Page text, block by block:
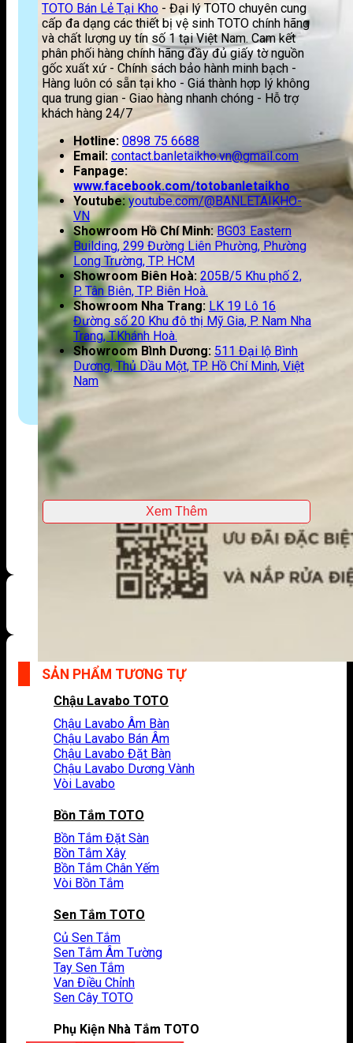
Chậu Lavabo TOTO
Chậu Lavabo Âm Bàn
Chậu Lavabo Bán Âm
Chậu Lavabo Đặt Bàn
Chậu Lavabo Dương Vành
Vòi Lavabo
Bồn Tắm TOTO
Bồn Tắm Đặt Sàn
Bồn Tắm Xây
Bồn Tắm Chân Yếm
Vòi Bồn Tắm
Sen Tắm TOTO
Củ Sen Tắm
Sen Tắm Âm Tường
Tay Sen Tắm
Van Điều Chỉnh
Sen Cây TOTO
Phụ Kiện Nhà Tắm TOTO
TOTO Bán Lẻ Tại Kho - Đại lý TOTO chuyên cung
cấp đa dạng các thiết bị vệ sinh TOTO chính hãng
và chất lượng uy tín số 1 tại Việt Nam. Cam kết
phân phối hàng chính hãng đầy đủ giấy tờ nguồn
gốc xuất xứ - Chính sách bảo hành minh bạch -
Hàng luôn có sẵn tại kho - Giá thành hợp lý không
qua trung gian - Giao hàng nhanh chóng - Hỗ trợ
khách hàng 24/7
Hotline: 0898 75 6688
Email: contact.banletaikho.vn@gmail.com
Fanpage:
www.facebook.com/totobanletaikho
Youtube: youtube.com/@BANLETAIKHO-
VN
Showroom Hồ Chí Minh: BG03 Eastern
Building, 299 Đường Liên Phường, Phường
Long Trường, TP. HCM
Showroom Biên Hoà: 205B/5 Khu phố 2,
P. Tân Biên, TP. Biên Hoà.
Showroom Nha Trang: LK 19 Lô 16
Đường số 20 Khu đô thị Mỹ Gia, P. Nam Nha
Trang, T.Khánh Hoà.
Showroom Bình Dương: 511 Đại lộ Bình
Dương, Thủ Dầu Một, TP. Hồ Chí Minh, Việt
Nam
Xem Thêm
SẢN PHẨM TƯƠNG TỰ